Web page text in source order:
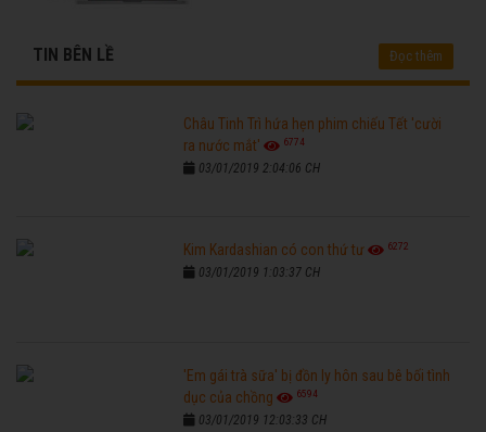
TIN BÊN LỀ Đọc thêm
Châu Tinh Trì hứa hẹn phim chiếu Tết 'cười
ra nước mắt'
6774
03/01/2019 2:04:06 CH
Kim Kardashian có con thứ tư 6272
03/01/2019 1:03:37 CH
'Em gái trà sữa' bị đồn ly hôn sau bê bối tình
dục của chồng
6594
03/01/2019 12:03:33 CH